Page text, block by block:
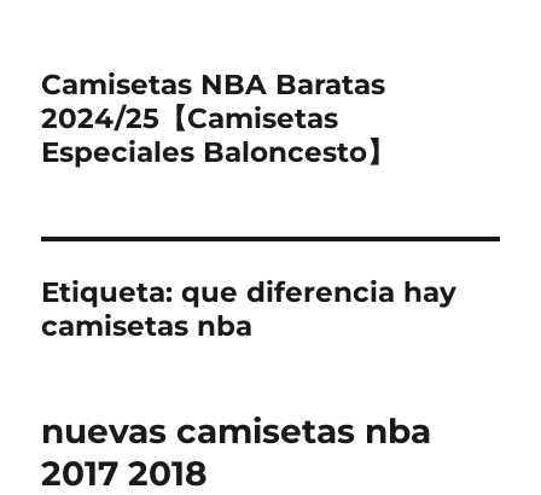
Camisetas NBA Baratas
2024/25【Camisetas
Especiales Baloncesto】
Etiqueta:que diferencia hay
camisetas nba
nuevas camisetas nba
2017 2018